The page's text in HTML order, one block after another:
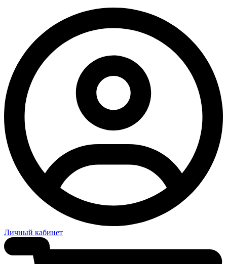
Личный кабинет